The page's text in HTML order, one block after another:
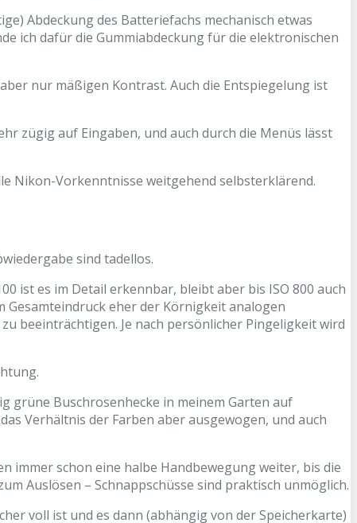
Abdeckung des Batteriefachs mechanisch etwas
ich dafür die Gummiabdeckung für die elektronischen
nur mäßigen Kontrast. Auch die Entspiegelung ist
zügig auf Eingaben, und auch durch die Menüs lässt
Nikon-Vorkenntnisse weitgehend selbsterklärend.
sind tadellos.
ist es im Detail erkennbar, bleibt aber bis ISO 800 auch
eher der Körnigkeit analogen
beeinträchtigen. Je nach persönlicher Pingeligkeit wird
grüne Buschrosenhecke in meinem Garten auf
Verhältnis der Farben aber ausgewogen, und auch
immer schon eine halbe Handbewegung weiter, bis die
Auslösen – Schnappschüsse sind praktisch unmöglich.
voll ist und es dann (abhängig von der Speicherkarte)